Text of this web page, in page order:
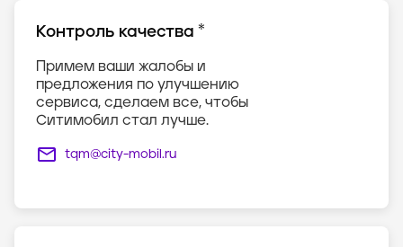
Контроль качества *
Примем ваши жалобы и
предложения по улучшению
сервиса, сделаем все, чтобы
Ситимобил стал лучше.
tqm@city-mobil.ru